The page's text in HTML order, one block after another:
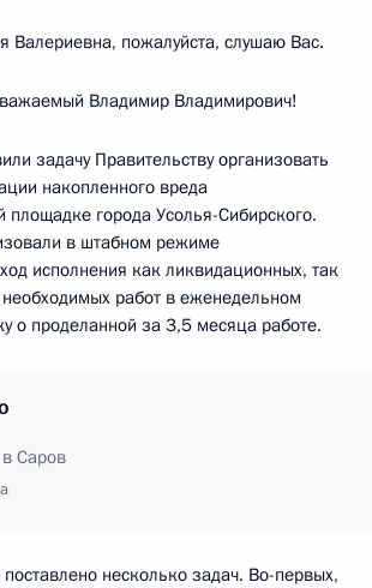
Валериевна, пожалуйста, слушаю Вас.
Владимир Владимирович!
задачу Правительству организовать
накопленного вреда
города Усолья-Сибирского.
в штабном режиме
исполнения как ликвидационных, так
необходимых работ в еженедельном
о проделанной за 3,5 месяца работе.
Саров
несколько задач. Во-первых,